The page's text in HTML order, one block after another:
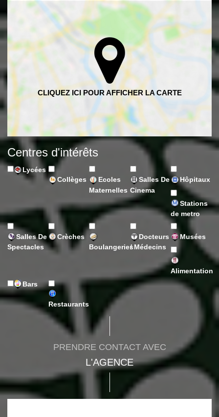
Centres d'intérêts
Lycées
Collèges
Ecoles
Maternelles
Salles De
Cinema
Hôpitaux
Stations
de metro
Salles De
Spectacles
Crèches
Boulangeries
Docteurs
/ Médecins
Musées
Alimentation
Bars
Restaurants
PRENDRE CONTACT AVEC
L'AGENCE